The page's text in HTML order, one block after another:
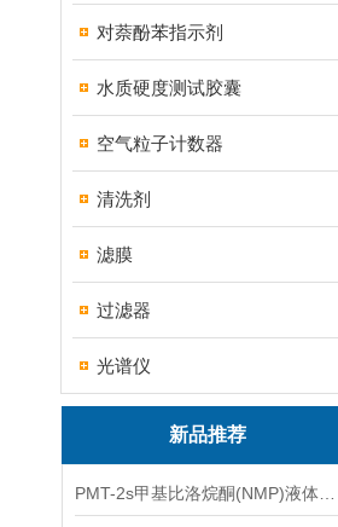
对萘酚苯指示剂
水质硬度测试胶囊
空气粒子计数器
清洗剂
滤膜
过滤器
光谱仪
新品推荐